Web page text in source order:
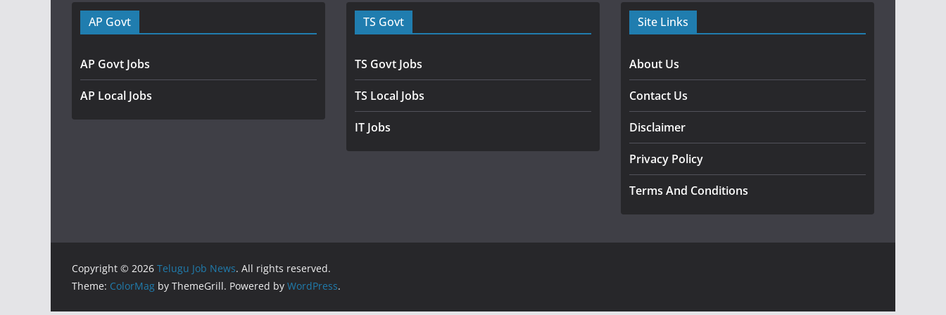
AP Govt
AP Govt Jobs
AP Local Jobs
TS Govt
TS Govt Jobs
TS Local Jobs
IT Jobs
Site Links
About Us
Contact Us
Disclaimer
Privacy Policy
Terms And Conditions
Copyright © 2026 Telugu Job News. All rights reserved.
Theme: ColorMag by ThemeGrill. Powered by WordPress.